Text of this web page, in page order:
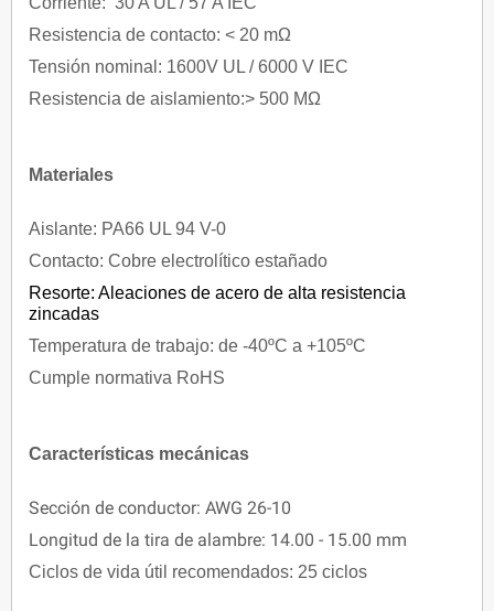
Resistencia de contacto: < 20 mΩ
Tensión nominal: 1600V UL / 6000 V IEC
Resistencia de aislamiento:> 500 MΩ
Materiales
Aislante: PA66 UL 94 V-0
Contacto: Cobre electrolítico estañado
Resorte: Aleaciones de acero de alta resistencia
zincadas
Temperatura de trabajo: de -40ºC a +105ºC
Cumple normativa RoHS
Características mecánicas
Sección de conductor: AWG 26-10
Longitud de la tira de alambre: 14.00 - 15.00 mm
Ciclos de vida útil recomendados: 25 ciclos